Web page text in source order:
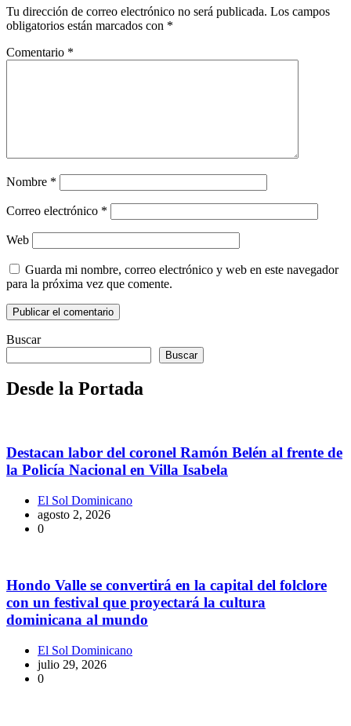
Tu dirección de correo electrónico no será publicada. Los campos
obligatorios están marcados con *
Comentario *
Nombre *
Correo electrónico *
Web
Guarda mi nombre, correo electrónico y web en este navegador
para la próxima vez que comente.
Buscar
Buscar
Desde la Portada
Destacan labor del coronel Ramón Belén al frente de
la Policía Nacional en Villa Isabela
El Sol Dominicano
agosto 2, 2026
0
Hondo Valle se convertirá en la capital del folclore
con un festival que proyectará la cultura
dominicana al mundo
El Sol Dominicano
julio 29, 2026
0